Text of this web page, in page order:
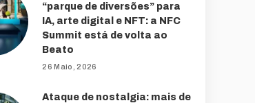
“parque de diversões” para
IA, arte digital e NFT: a NFC
Summit está de volta ao
Beato
26 Maio, 2026
Ataque de nostalgia: mais de